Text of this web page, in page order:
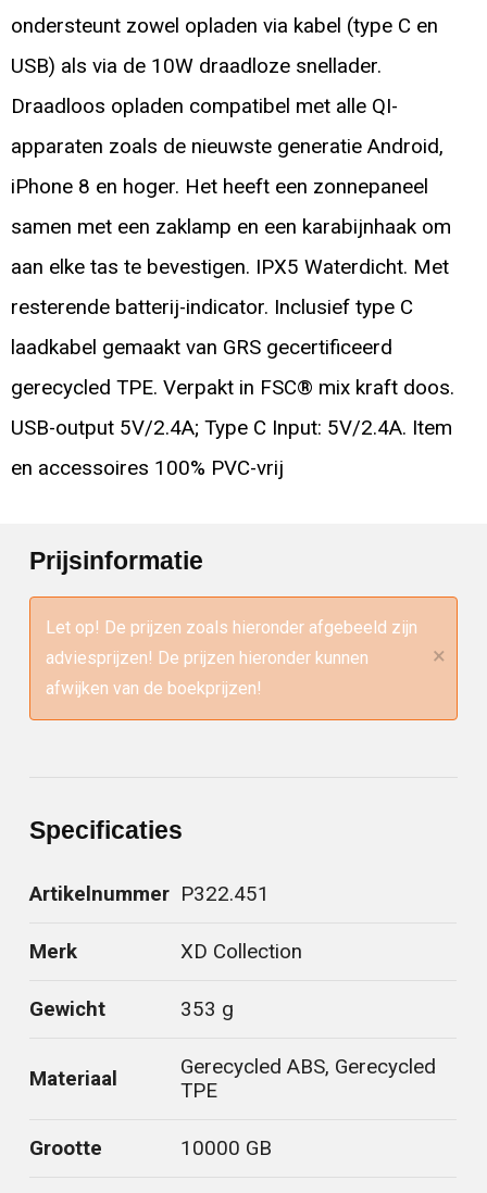
ondersteunt zowel opladen via kabel (type C en
USB) als via de 10W draadloze snellader.
Draadloos opladen compatibel met alle QI-
apparaten zoals de nieuwste generatie Android,
iPhone 8 en hoger. Het heeft een zonnepaneel
samen met een zaklamp en een karabijnhaak om
aan elke tas te bevestigen. IPX5 Waterdicht. Met
resterende batterij-indicator. Inclusief type C
laadkabel gemaakt van GRS gecertificeerd
gerecycled TPE. Verpakt in FSC® mix kraft doos.
USB-output 5V/2.4A; Type C Input: 5V/2.4A. Item
en accessoires 100% PVC-vrij
Prijsinformatie
Let op! De prijzen zoals hieronder afgebeeld zijn
adviesprijzen! De prijzen hieronder kunnen
afwijken van de boekprijzen!
×
Specificaties
Artikelnummer P322.451
Merk XD Collection
Gewicht 353 g
Materiaal
Gerecycled ABS, Gerecycled
TPE
Grootte 10000 GB